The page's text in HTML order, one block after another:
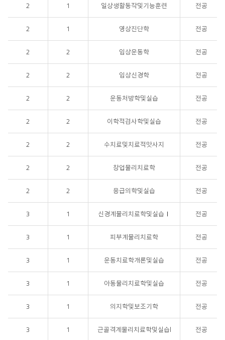
2 1 일상생활동작및기능훈련 전공
2 1 영상진단학 전공
2 2 임상운동학 전공
2 2 임상신경학 전공
2 2 운동처방학및실습 전공
2 2 이학적검사학및실습 전공
2 2 수치료및치료적맛사지 전공
2 2 창업물리치료학 전공
2 2 응급의학및실습 전공
3 1 신경계물리치료학및실습Ⅰ 전공
3 1 피부계물리치료학 전공
3 1 운동치료학개론및실습 전공
3 1 아동물리치료학및실습 전공
3 1 의지학및보조기학 전공
3 1 근골격계물리치료학및실습I 전공